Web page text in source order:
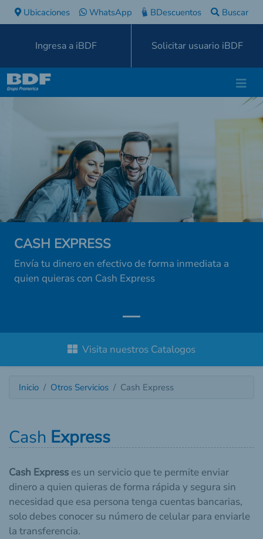
Ubicaciones WhatsApp BDescuentos Buscar
Ingresa a iBDF Solicitar usuario iBDF
CASH EXPRESS
Envía tu dinero en efectivo de forma inmediata a
quien quieras con Cash Express
Visita nuestros Catalogos
Inicio Otros Servicios Cash Express
Cash Express
Cash Express es un servicio que te permite enviar
dinero a quien quieras de forma rápida y segura sin
necesidad que esa persona tenga cuentas bancarias,
solo debes conocer su número de celular para enviarle
la transferencia.